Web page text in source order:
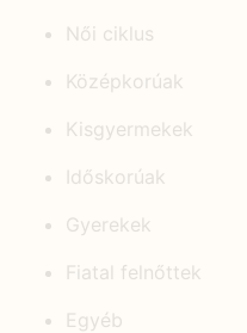
Női ciklus
Középkorúak
Kisgyermekek
Időskorúak
Gyerekek
Fiatal felnőttek
Egyéb